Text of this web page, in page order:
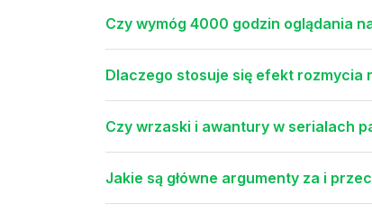
Czy wymóg 4000 godzin oglądania
Dlaczego stosuje się efekt rozmycia
Czy wrzaski i awantury w serialach
Jakie są główne argumenty za i